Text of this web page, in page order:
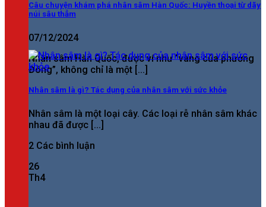
Câu chuyện khám phá nhân sâm Hàn Quốc: Huyền thoại từ dãy
núi sâu thẳm
07/12/2024
Nhân sâm Hàn Quốc, được ví như “vàng của phương
Đông”, không chỉ là một [...]
Nhân sâm là gì? Tác dụng của nhân sâm với sức khỏe
Nhân sâm là một loại cây. Các loại rễ nhân sâm khác
nhau đã được [...]
2 Các bình luận
26
Th4